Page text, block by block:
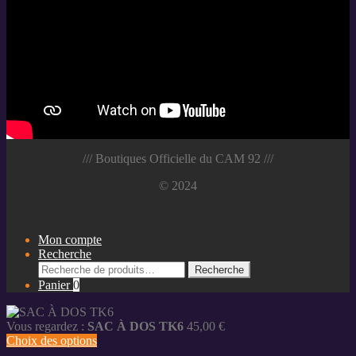
/// Boutiques Officielle du CAM 92 ///
© 2024
Mon compte
Recherche
Recherche
pour :
Recherche
Panier0
Vous regardez : SAC À DOS TK6 45,00 €
Choix des options